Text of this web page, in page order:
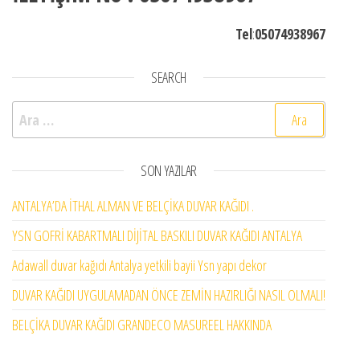
Tel:05074938967
SEARCH
Arama:
SON YAZILAR
ANTALYA’DA İTHAL ALMAN VE BELÇİKA DUVAR KAĞIDI .
YSN GOFRİ KABARTMALI DİJİTAL BASKILI DUVAR KAĞIDI ANTALYA
Adawall duvar kağıdı Antalya yetkili bayii Ysn yapı dekor
DUVAR KAĞIDI UYGULAMADAN ÖNCE ZEMİN HAZIRLIĞI NASIL OLMALI!
BELÇİKA DUVAR KAĞIDI GRANDECO MASUREEL HAKKINDA